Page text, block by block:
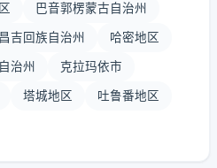
巴音郭楞蒙古自治州
昌吉回族自治州 哈密地区
治州 克拉玛依市
塔城地区 吐鲁番地区